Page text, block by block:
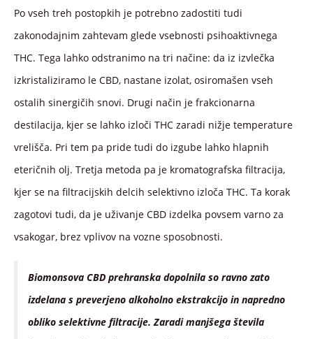
Po vseh treh postopkih je potrebno zadostiti tudi
zakonodajnim zahtevam glede vsebnosti psihoaktivnega
THC. Tega lahko odstranimo na tri načine: da iz izvlečka
izkristaliziramo le CBD, nastane izolat, osiromašen vseh
ostalih sinergičih snovi. Drugi način je frakcionarna
destilacija, kjer se lahko izloči THC zaradi nižje temperature
vrelišča. Pri tem pa pride tudi do izgube lahko hlapnih
eteričnih olj. Tretja metoda pa je kromatografska filtracija,
kjer se na filtracijskih delcih selektivno izloča THC. Ta korak
zagotovi tudi, da je uživanje CBD izdelka povsem varno za
vsakogar, brez vplivov na vozne sposobnosti.
Biomonsova CBD prehranska dopolnila so ravno zato
izdelana s preverjeno alkoholno ekstrakcijo in napredno
obliko selektivne filtracije. Zaradi manjšega števila